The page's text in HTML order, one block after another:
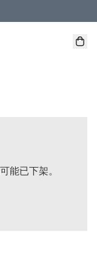
、本地取貨 )
能已下架。